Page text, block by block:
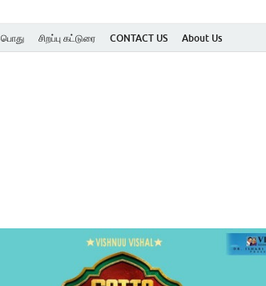
பொது சிறப்பு கட்டுரை CONTACT US About Us